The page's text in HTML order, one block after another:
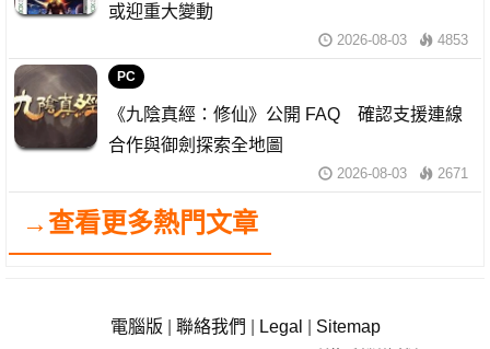
或迎重大變動
2026-08-03 4853
PC
《九陰真經：修仙》公開 FAQ 確認支援連線
合作與御劍探索全地圖
2026-08-03 2671
→查看更多熱門文章
電腦版 聯絡我們 Legal
Sitemap